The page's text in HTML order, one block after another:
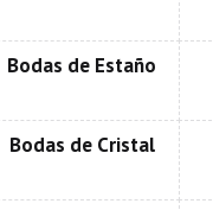
Bodas de Estaño
Bodas de Cristal